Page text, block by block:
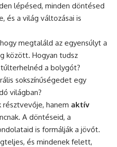
lépésed, minden döntésed
és a világ változásai is
megtaláld az egyensúlyt a
között. Hogyan tudsz
a bolygót?
sokszínűségedet egy
világban?
hanem aktív
A döntéseid, a
is formálják a jövőt.
és mindenek felett,